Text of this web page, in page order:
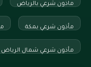
ماذون شرعي بالرياض
مأذون شرعي بمكة
مأذون شرعي شمال الرياض